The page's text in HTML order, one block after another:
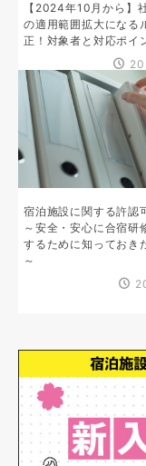
【2024年10月から】
の適用範囲拡大になる
正！対象者と対応ポイ
宿泊施設に関する許認
～安全・安心に合宿研
するために知っておき
～